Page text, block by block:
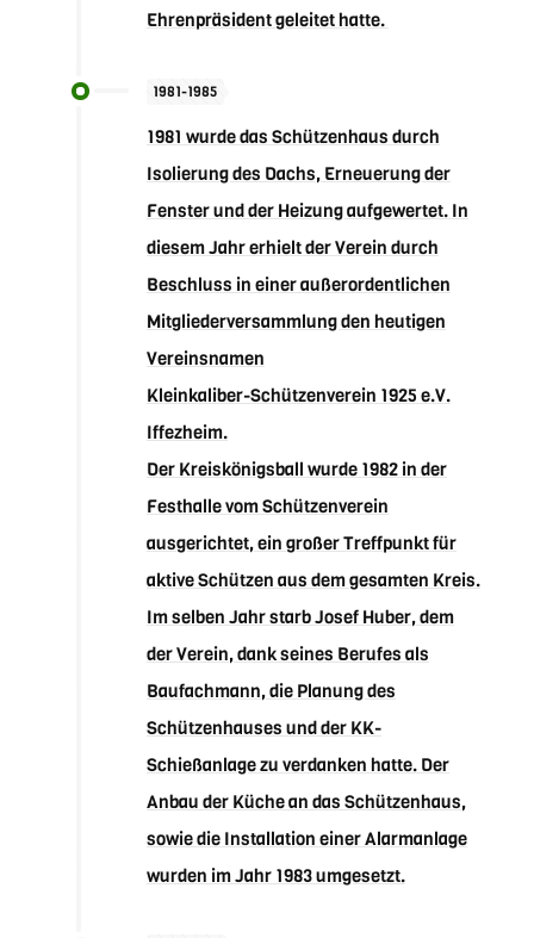
Ehrenpräsident geleitet hatte.
1981-1985
1981 wurde das Schützenhaus durch
Isolierung des Dachs, Erneuerung der
Fenster und der Heizung aufgewertet. In
diesem Jahr erhielt der Verein durch
Beschluss in einer außerordentlichen
Mitgliederversammlung den heutigen
Vereinsnamen
Kleinkaliber-Schützenverein 1925 e.V.
Iffezheim.
Der Kreiskönigsball wurde 1982 in der
Festhalle vom Schützenverein
ausgerichtet, ein großer Treffpunkt für
aktive Schützen aus dem gesamten Kreis.
Im selben Jahr starb Josef Huber, dem
der Verein, dank seines Berufes als
Baufachmann, die Planung des
Schützenhauses und der KK-
Schießanlage zu verdanken hatte. Der
Anbau der Küche an das Schützenhaus,
sowie die Installation einer Alarmanlage
wurden im Jahr 1983 umgesetzt.